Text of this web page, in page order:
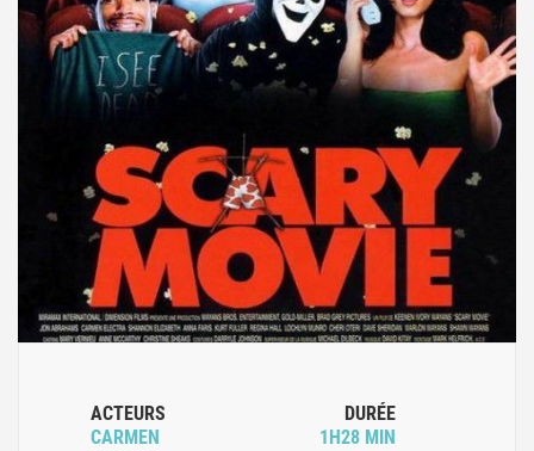
ACTEURS
CARMEN
DURÉE
1H28 MIN